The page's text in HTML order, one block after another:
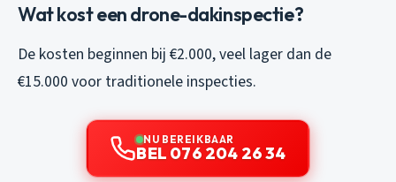
Wat kost een drone-dakinspectie?
De kosten beginnen bij €2.000, veel lager dan de
€15.000 voor traditionele inspecties.
NU BEREIKBAAR
BEL 076 204 26 34